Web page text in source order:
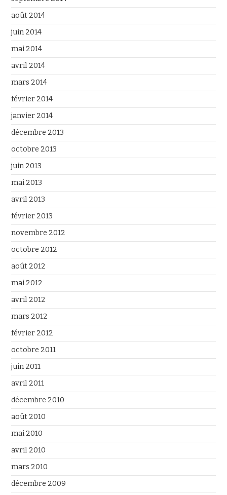
août 2014
juin 2014
mai 2014
avril 2014
mars 2014
février 2014
janvier 2014
décembre 2013
octobre 2013
juin 2013
mai 2013
avril 2013
février 2013
novembre 2012
octobre 2012
août 2012
mai 2012
avril 2012
mars 2012
février 2012
octobre 2011
juin 2011
avril 2011
décembre 2010
août 2010
mai 2010
avril 2010
mars 2010
décembre 2009